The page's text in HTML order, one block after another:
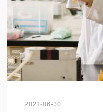
2021-06-30